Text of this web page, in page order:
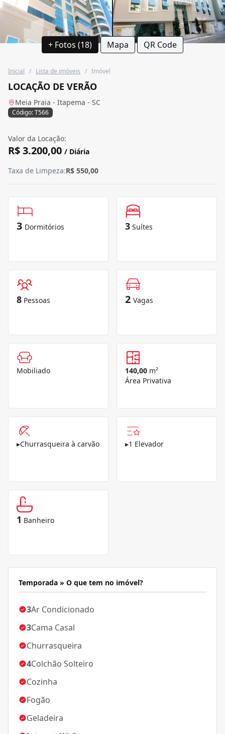
+ Fotos (18) Mapa QR Code
Inicial / Lista de imóveis / Imóvel
LOCAÇÃO DE VERÃO
Meia Praia - Itapema - SC
Código: T566
Valor da Locação:
R$ 3.200,00 / Diária
Taxa de Limpeza:R$ 550,00
3 Dormitórios 3 Suítes
8 Pessoas 2 Vagas
Mobiliado 140,00 m²
Área Privativa
▸Churrasqueira à carvão ▸1 Elevador
1 Banheiro
Temporada » O que tem no imóvel?
3Ar Condicionado
3Cama Casal
Churrasqueira
4Colchão Solteiro
Cozinha
Fogão
Geladeira